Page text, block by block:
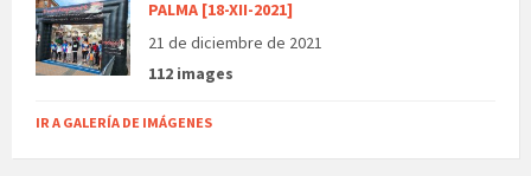
PALMA [18-XII-2021]
21 de diciembre de 2021
112 images
IR A GALERÍA DE IMÁGENES